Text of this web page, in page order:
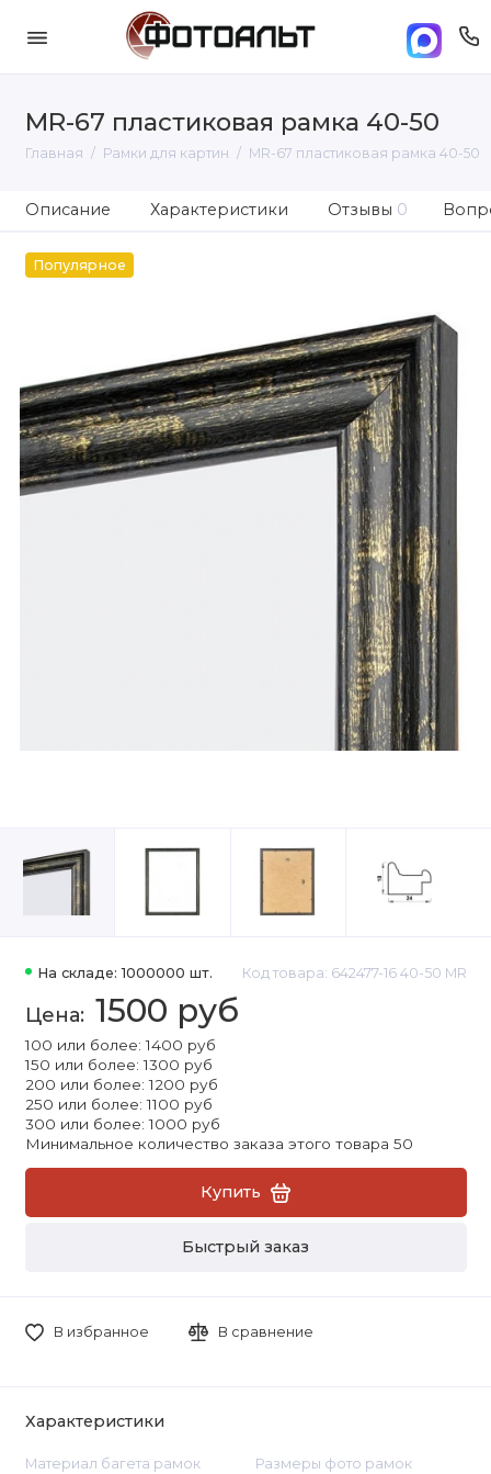
MR-67 пластиковая рамка 40-50
Главная Рамки для картин MR-67 пластиковая рамка 40-50
Описание Характеристики Отзывы 0
Популярное
На складе: 1000000 шт. Код товара: 642477-16 40-50 MR
1500 руб
100 или более: 1400 руб
150 или более: 1300 руб
200 или более: 1200 руб
250 или более: 1100 руб
300 или более: 1000 руб
Минимальное количество заказа этого товара 50
Купить
Быстрый заказ
В избранное В сравнение
Характеристики
Материал багета рамок Размеры фото рамок